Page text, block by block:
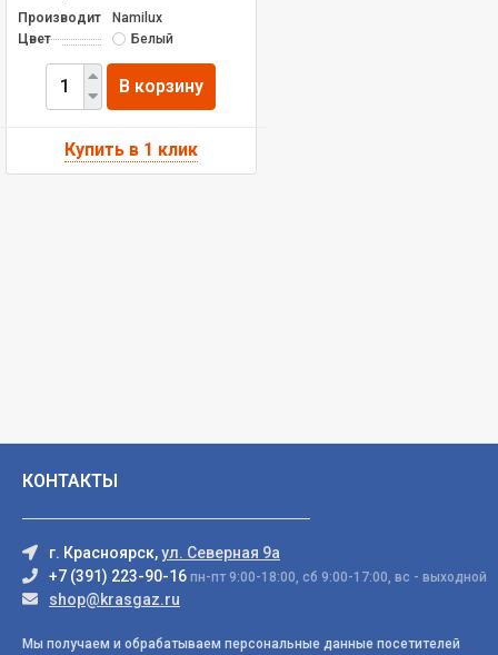
ПроизводительNamilux
Цвет
Белый
В корзину
КОНТАКТЫ
г. Красноярск,ул. Северная 9а
+7 (391) 223-90-16 пн-пт 9:00-18:00, сб 9:00-17:00, вс - выходной
shop@krasgaz.ru
Мы получаем и обрабатываем персональные данные посетителей